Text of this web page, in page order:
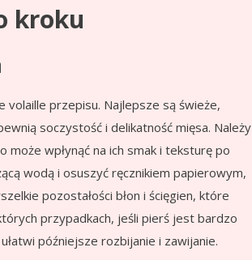
kroku
przepisu. Najlepsze są świeże,
soczystość i delikatność mięsa. Należy
wpłynąć na ich smak i teksturę po
wodą i osuszyć ręcznikiem papierowym,
pozostałości błon i ścięgien, które
przypadkach, jeśli pierś jest bardzo
późniejsze rozbijanie i zawijanie.